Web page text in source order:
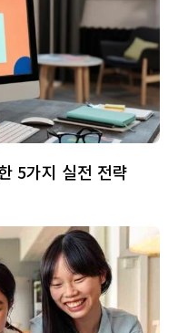
5가지 실전 전략